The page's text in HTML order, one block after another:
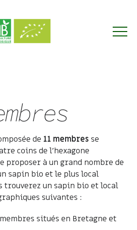
de 11 membres se
coins de l’hexagone
proposer à un grand nombre de
sapin bio et le plus local
trouverez un sapin bio et local
suivantes :
situés en Bretagne et